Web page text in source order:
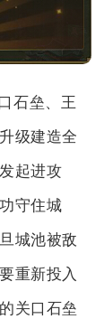
石垒、王
级建造全
起进攻
守住城
城池被敌
重新投入
关口石垒